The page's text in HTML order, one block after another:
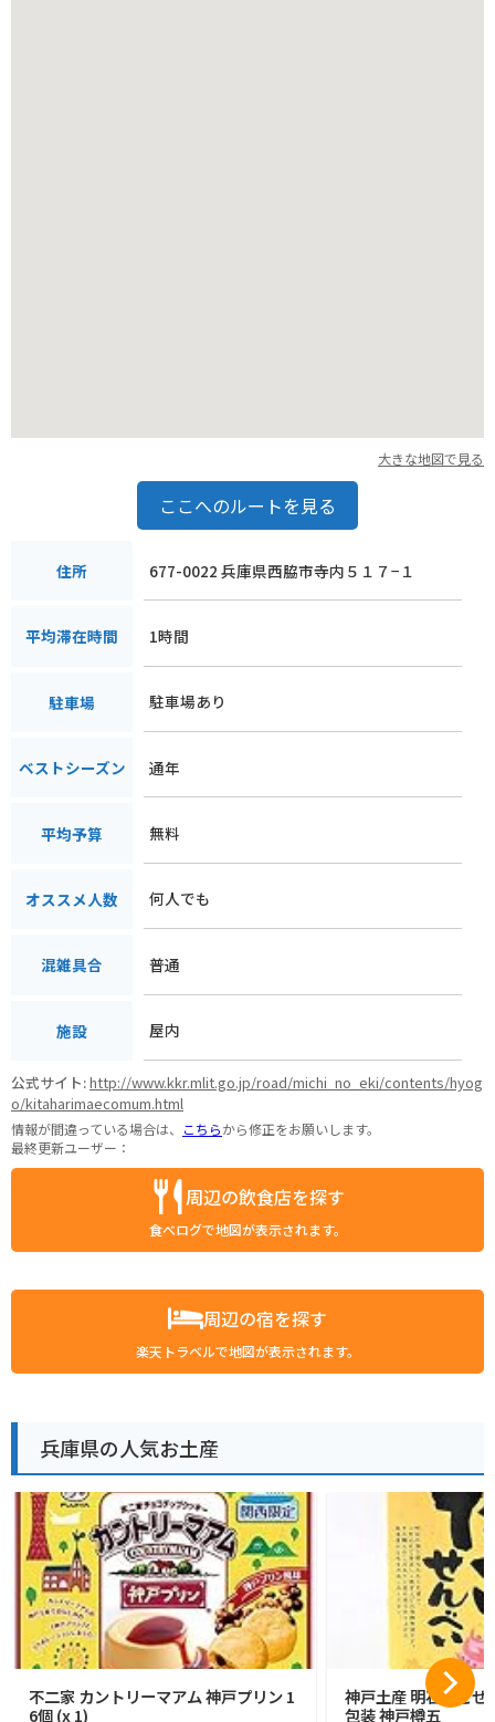
大きな地図で見る
ここへのルートを見る
住所 677-0022 兵庫県西脇市寺内５１７−１
平均滞在時間 1時間
駐車場 駐車場あり
ベストシーズン 通年
平均予算 無料
オススメ人数 何人でも
混雑具合 普通
施設 屋内
公式サイト:http://www.kkr.mlit.go.jp/road/michi_no_eki/contents/hyog
o/kitaharimaecomum.html
情報が間違っている場合は、 こちらから修正をお願いします。
最終更新ユーザー：
周辺の飲食店を探す
食べログで地図が表示されます。
周辺の宿を探す
楽天トラベルで地図が表示されます。
兵庫県の人気お土産
不二家 カントリーマアム 神戸プリン 1
6個 (x 1)
神戸土産 明石たこせ
包装 神戸樽五